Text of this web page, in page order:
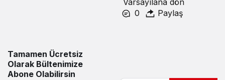
0
Paylaş
Tamamen Ücretsiz
Olarak Bültenimize
Abone Olabilirsin